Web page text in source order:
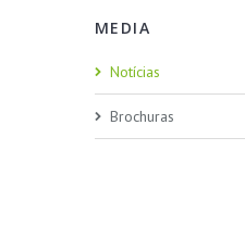
MEDIA
Notícias
Brochuras